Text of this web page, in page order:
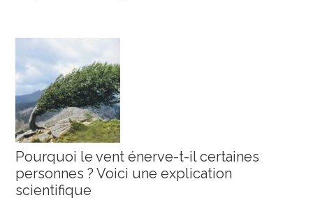
Pourquoi le vent énerve-t-il certaines
personnes ? Voici une explication
scientifique